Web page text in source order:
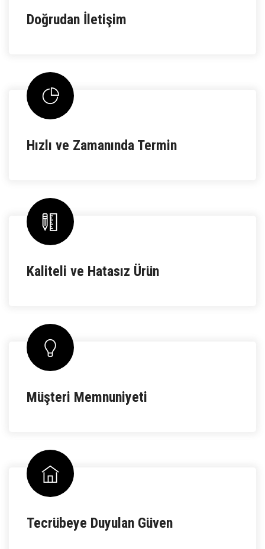
Doğrudan İletişim
Hızlı ve Zamanında Termin
Kaliteli ve Hatasız Ürün
Müşteri Memnuniyeti
Tecrübeye Duyulan Güven